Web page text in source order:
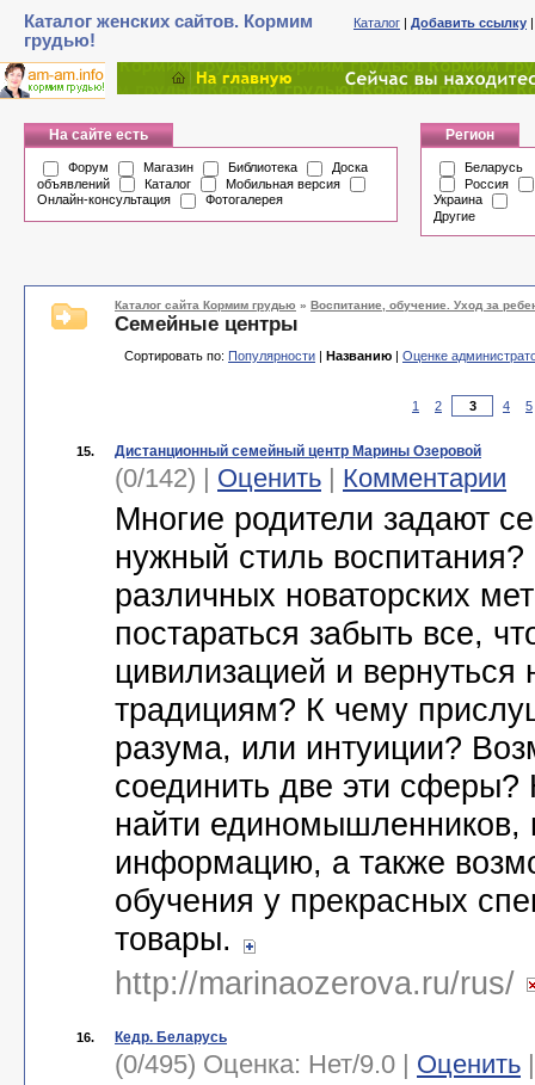
Каталог женских сайтов. Кормим
грудью!
Каталог | Добавить ссылку
На сайте есть
Форум Магазин Библиотека
Доска
объявлений
Каталог
Мобильная версия
Онлайн-консультация
Фотогалерея
Регион
Беларусь
Россия
Украина
Другие
Каталог сайта Кормим грудью » Воспитание, обучение. Уход за
Семейные центры
Сортировать по: Популярности | Названию | Оценке
1 2 4 5
15. Дистанционный семейный центр Марины Озеровой
(0/142) | Оценить | Комментарии
Многие родители задают
нужный стиль
различных новаторских
постараться забыть все,
цивилизацией и
традициям? К чему
разума, или интуиции?
соединить две эти
найти единомышленников,
информацию, а также
обучения у прекрасных
товары.
http://marinaozerova.ru/rus/
16. Кедр. Беларусь
(0/495) Оценка: Нет/9.0 | Оценить